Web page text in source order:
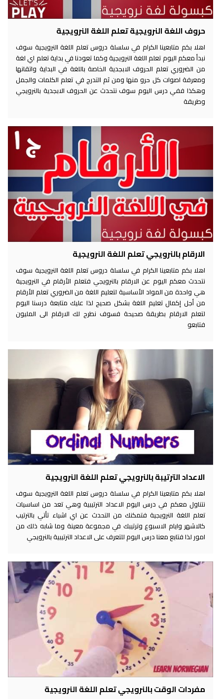
حروف اللغة النرويجية تعلم اللغة النرويجية
اهلا بكم متابعينا الكرام في سلسلة دروس تعلم اللغة النرويجية سوف
نبدأ معكم اليوم تعلم اللغة النرويجية وكما تعودنا في بداية تعلم اي لغة
من الضروري تعلم الحروف الابجدية الخاصة باللغة في البداية واتقانها
ومعرفة اصوات كل حرو منها ومن ثم التدرج في تعلم الكلمات والجمل
وهكذا ففي درس اليوم سوف نتحدث عن الحروف الابجدية بالنرويجي
وطريقة
الارقام بالنرويجي تعلم اللغة النرويجية
اهلا بكم متابعينا الكرام في سلسلة دروس تعلم اللغة النرويجية سوف
نتحدث معكم اليوم عن الارقام بالنرويجي فتعلم الأرقام في النرويجية
هي واحدة من المواد الأساسية لتعليم اللغة من الضروري تعلم الأرقام
من أجل إكمال تعليم اللغة بشكل صحيح لذا عليك متابعة درسنا اليوم
لتعلم الارقام بطريقة صحيحة فسوف نطرح لك الارقام الى المليون
فتابعو
الاعداد الترتيبة بالنرويجي تعلم اللغة النرويجية
اهلا بكم متابعينا الكرام في سلسلة دروس تعلم اللغة النرويجية سوف
نتناول معكم في درس اليوم الاعداد الترتيبية وهي تعد من اساسيات
تعلم اللغة النرويجية فتمكنك من التحدث عن اي اشياء تأتي بالترتيب
كالاشهر وايام الاسبوع وترتيبك في مجموعة معينة وما شابه ذلك من
امور لذا فتابع معنا درس اليوم للتعرف على الاعداد الترتيبية بالنرويجي
مفردات الوقت بالنرويجي تعلم اللغة النرويجية